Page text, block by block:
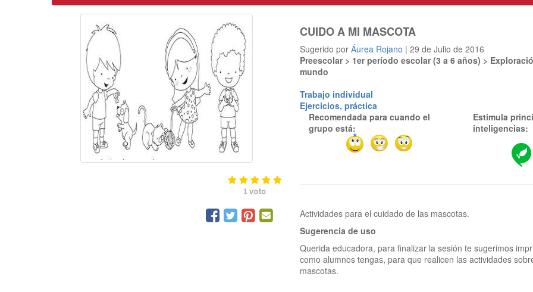
1voto
CUIDO A MI MASCOTA
Sugerido por Áurea Rojano | 29 de Julio de 2016
Preescolar > 1er período escolar (3 a 6 años) >
mundo
Trabajo individual
Ejercicios, práctica
Recomendada para cuando el
grupo está:
Estimula
inteligencias:
Sugerencia de uso
Querida educadora, para finalizar la sesión te sugerimos
como alumnos tengas, para que realicen las actividades
mascotas.